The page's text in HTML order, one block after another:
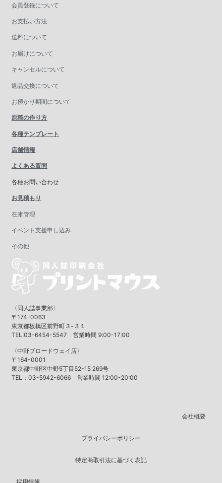
会員登録について
お支払い方法
送料について
お届けについて
キャンセルについて
返品交換について
お預かり期間について
原稿の作り方
各種テンプレート
店舗情報
よくある質問
各種お問い合わせ
お見積もり
在庫管理
イベント支援申し込み
その他
〈同人誌事業部〉
〒174-0063
東京都板橋区前野町３-３１
TEL:03-6454-5547 営業時間 9:00-17:00
〈中野ブロードウェイ店〉
〒164-0001
東京都中野区中野5丁目52-15 269号
TEL：03-5942-6066 営業時間 12:00-20:00
会社概要
プライバシーポリシー
特定商取引法に基づく表記